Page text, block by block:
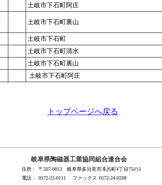
土岐市下石町阿庄
土岐市下石町裏山
土岐市下石町
土岐市下石町清水
土岐市下石町裏山
土岐市下石町阿庄
トップページへ戻る
岐阜県陶磁器工業協同組合連合会
住所：
〒507-0813 岐阜県多治見市滝呂町4丁目75の3
電話：
0572-22-0111 ファックス 0572-24-0208